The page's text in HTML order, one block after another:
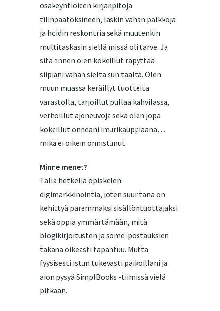
osakeyhtiöiden kirjanpitoja
tilinpäätöksineen, laskin vähän palkkoja
ja hoidin reskontria sekä muutenkin
multitaskasin siellä missä oli tarve. Ja
sitä ennen olen kokeillut räpyttää
siipiäni vähän sieltä sun täältä. Olen
muun muassa keräillyt tuotteita
varastolla, tarjoillut pullaa kahvilassa,
verhoillut ajoneuvoja sekä olen jopa
kokeillut onneani imurikauppiaana…
mikä ei oikein onnistunut.
Minne menet?
Tällä hetkellä opiskelen
digimarkkinointia, joten suuntana on
kehittyä paremmaksi sisällöntuottajaksi
sekä oppia ymmärtämään, mitä
blogikirjoitusten ja some-postauksien
takana oikeasti tapahtuu. Mutta
fyysisesti istun tukevasti paikoillani ja
aion pysyä SimplBooks -tiimissä vielä
pitkään.